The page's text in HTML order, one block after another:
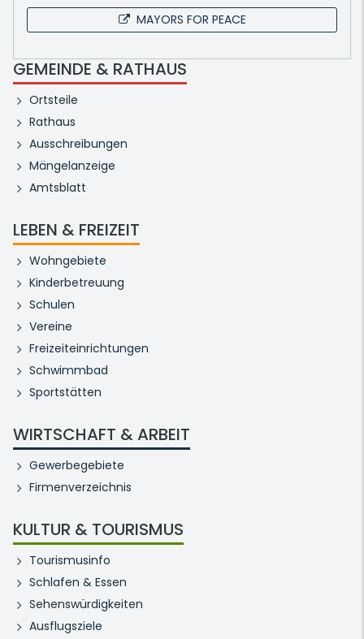
MAYORS FOR PEACE
GEMEINDE & RATHAUS
Ortsteile
Rathaus
Ausschreibungen
Mängelanzeige
Amtsblatt
LEBEN & FREIZEIT
Wohngebiete
Kinderbetreuung
Schulen
Vereine
Freizeiteinrichtungen
Schwimmbad
Sportstätten
WIRTSCHAFT & ARBEIT
Gewerbegebiete
Firmenverzeichnis
KULTUR & TOURISMUS
Tourismusinfo
Schlafen & Essen
Sehenswürdigkeiten
Ausflugsziele